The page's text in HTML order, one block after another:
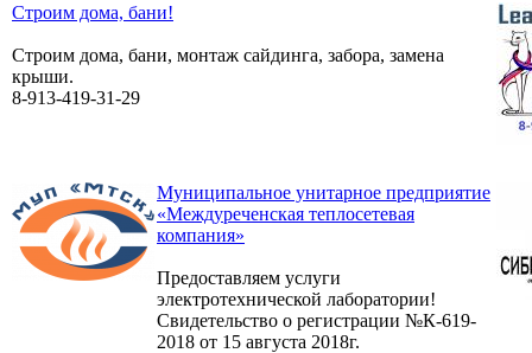
Строим дома, бани!
Строим дома, бани, монтаж сайдинга, забора, замена
крыши.
8-913-419-31-29
Муниципальное унитарное предприятие
«Междуреченская теплосетевая
компания»
Предоставляем услуги
электротехнической лаборатории!
Свидетельство о регистрации №К-619-
2018 от 15 августа 2018г.